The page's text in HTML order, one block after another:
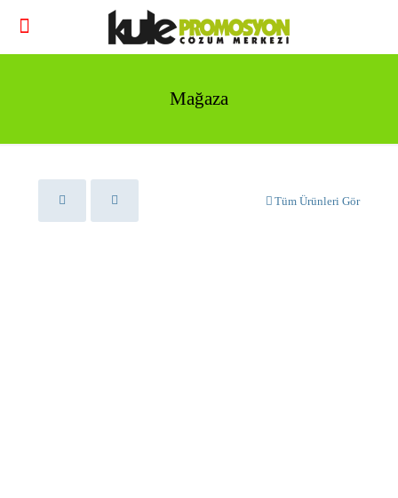
Mağaza
Tüm Ürünleri Gör